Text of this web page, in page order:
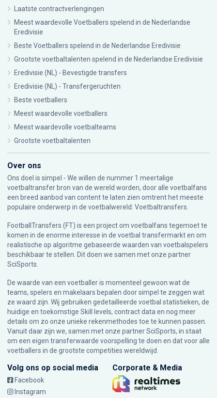
Laatste contractverlengingen
Meest waardevolle Voetballers spelend in de Nederlandse
Eredivisie
Beste Voetballers spelend in de Nederlandse Eredivisie
Grootste voetbaltalenten spelend in de Nederlandse Eredivisie
Eredivisie (NL) - Bevestigde transfers
Eredivisie (NL) - Transfergeruchten
Beste voetballers
Meest waardevolle voetballers
Meest waardevolle voetbalteams
Grootste voetbaltalenten
Over ons
Ons doel is simpel - We willen de nummer 1 meertalige
voetbaltransfer bron van de wereld worden, door alle voetbalfans
een breed aanbod van content te laten zien omtrent het meeste
populaire onderwerp in de voetbalwereld: Voetbaltransfers.
FootballTransfers (FT) is een project om voetbalfans tegemoet te
komen in de enorme interesse in de voetbal transfermarkt en om
realistische op algoritme gebaseerde waarden van voetbalspelers
beschikbaar te stellen. Dit doen we samen met onze partner
SciSports.
De waarde van een voetballer is momenteel gewoon wat de
teams, spelers en makelaars bepalen door simpel te zeggen wat
ze waard zijn. Wij gebruiken gedetailleerde voetbal statistieken, de
huidige en toekomstige Skill levels, contract data en nog meer
details om zo onze unieke rekenmethodes toe te kunnen passen.
Vanuit daar zijn we, samen met onze partner SciSports, in staat
om een eigen transferwaarde voorspelling te doen en dat voor alle
voetballers in de grootste competities wereldwijd.
Volg ons op social media
Facebook
Instagram
Corporate & Media